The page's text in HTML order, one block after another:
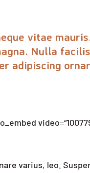
vitae
Nulla
adipiscing
varius, leo.